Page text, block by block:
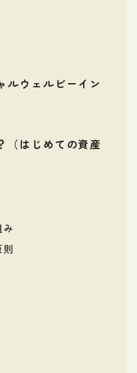
ルウェルビーイン
（はじめての資産